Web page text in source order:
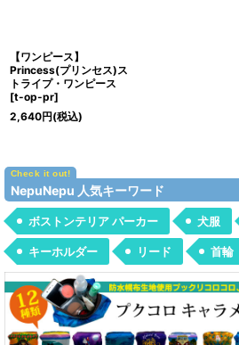
【ワンピース】
Princess(プリンセス)ス
トライプ・ワンピース
[t-op-pr]
2,640円(税込)
NepuNepu 人気キーワード
ボストンテリア パーカー 犬服
キーホルダー リード 首輪